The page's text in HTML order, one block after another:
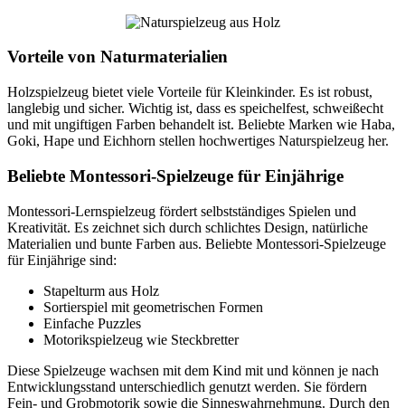
Vorteile von Naturmaterialien
Holzspielzeug bietet viele Vorteile für Kleinkinder. Es ist robust,
langlebig und sicher. Wichtig ist, dass es speichelfest, schweißecht
und mit ungiftigen Farben behandelt ist. Beliebte Marken wie Haba,
Goki, Hape und Eichhorn stellen hochwertiges Naturspielzeug her.
Beliebte Montessori-Spielzeuge für Einjährige
Montessori-Lernspielzeug fördert selbstständiges Spielen und
Kreativität. Es zeichnet sich durch schlichtes Design, natürliche
Materialien und bunte Farben aus. Beliebte Montessori-Spielzeuge
für Einjährige sind:
Stapelturm aus Holz
Sortierspiel mit geometrischen Formen
Einfache Puzzles
Motorikspielzeug wie Steckbretter
Diese Spielzeuge wachsen mit dem Kind mit und können je nach
Entwicklungsstand unterschiedlich genutzt werden. Sie fördern
Fein- und Grobmotorik sowie die Sinneswahrnehmung. Durch den